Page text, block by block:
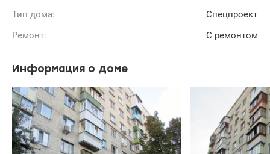
Тип дома:
Спецпроект
Ремонт:
С ремонтом
Информация о доме